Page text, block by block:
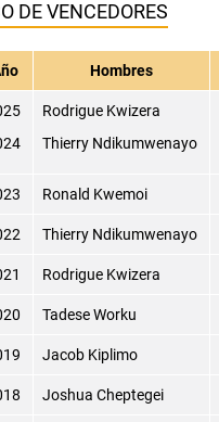
DE VENCEDORES
Hombres
Rodrigue Kwizera
Thierry Ndikumwenayo
Ronald Kwemoi
Thierry Ndikumwenayo
Rodrigue Kwizera
Tadese Worku
Jacob Kiplimo
Joshua Cheptegei